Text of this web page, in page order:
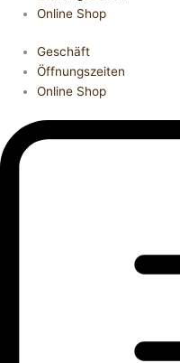
Online Shop
Geschäft
Öffnungszeiten
Online Shop